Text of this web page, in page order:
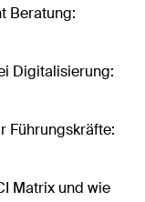
Beratung:
Digitalisierung:
Führungskräfte:
Matrix und wie